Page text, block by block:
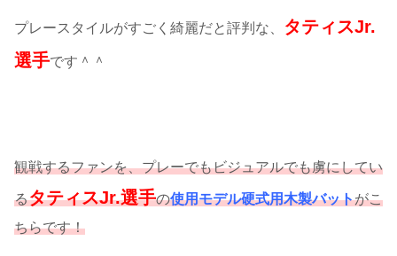
プレースタイルがすごく綺麗だと評判な、
タティスJr.
選手です＾＾
観戦するファンを、プレーでもビジュアルでも虜にしてい
るタティスJr.選手の使用モデル硬式用木製バットがこ
ちらです！